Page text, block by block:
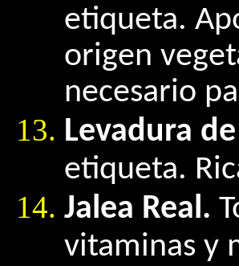
etiqueta.
origen
necesario
Levadura
etiqueta.
Jalea Real.
vitaminas y